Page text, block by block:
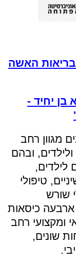
האשה
בן יחיד -
מגוון רחב
ובהם
לילדים,
טיפולי
שורש
ארבעה כיסאות
ומקצועי רחב
שונים,